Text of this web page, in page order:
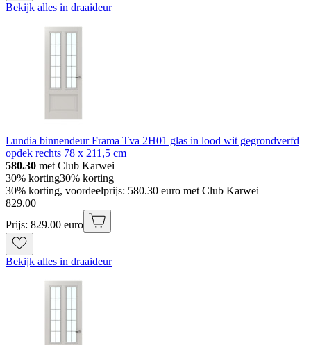
Bekijk alles in draaideur
Lundia binnendeur Frama Tva 2H01 glas in lood wit gegrondverfd
opdek rechts 78 x 211,5 cm
580.30 met Club Karwei
30% korting30% korting
30% korting, voordeelprijs: 580.30 euro met Club Karwei
829.00
Prijs: 829.00 euro
Bekijk alles in draaideur